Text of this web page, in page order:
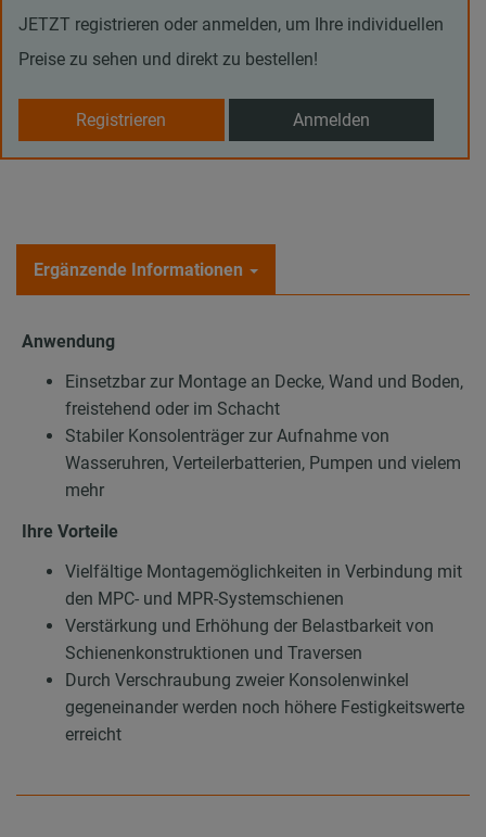
JETZT registrieren oder anmelden, um Ihre individuellen
Preise zu sehen und direkt zu bestellen!
Registrieren Anmelden
Ergänzende Informationen
Anwendung
Einsetzbar zur Montage an Decke, Wand und Boden,
freistehend oder im Schacht
Stabiler Konsolenträger zur Aufnahme von
Wasseruhren, Verteilerbatterien, Pumpen und vielem
mehr
Ihre Vorteile
Vielfältige Montagemöglichkeiten in Verbindung mit
den MPC- und MPR-Systemschienen
Verstärkung und Erhöhung der Belastbarkeit von
Schienenkonstruktionen und Traversen
Durch Verschraubung zweier Konsolenwinkel
gegeneinander werden noch höhere Festigkeitswerte
erreicht